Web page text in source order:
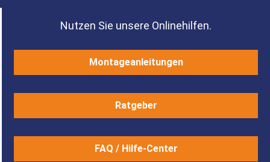
Nutzen Sie unsere Onlinehilfen.
Montageanleitungen
Ratgeber
FAQ / Hilfe-Center